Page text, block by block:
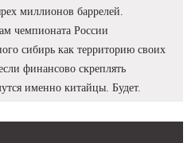
миллионов баррелей.
чемпионата России
сибирь как территорию своих
финансово скреплять
именно китайцы. Будет.